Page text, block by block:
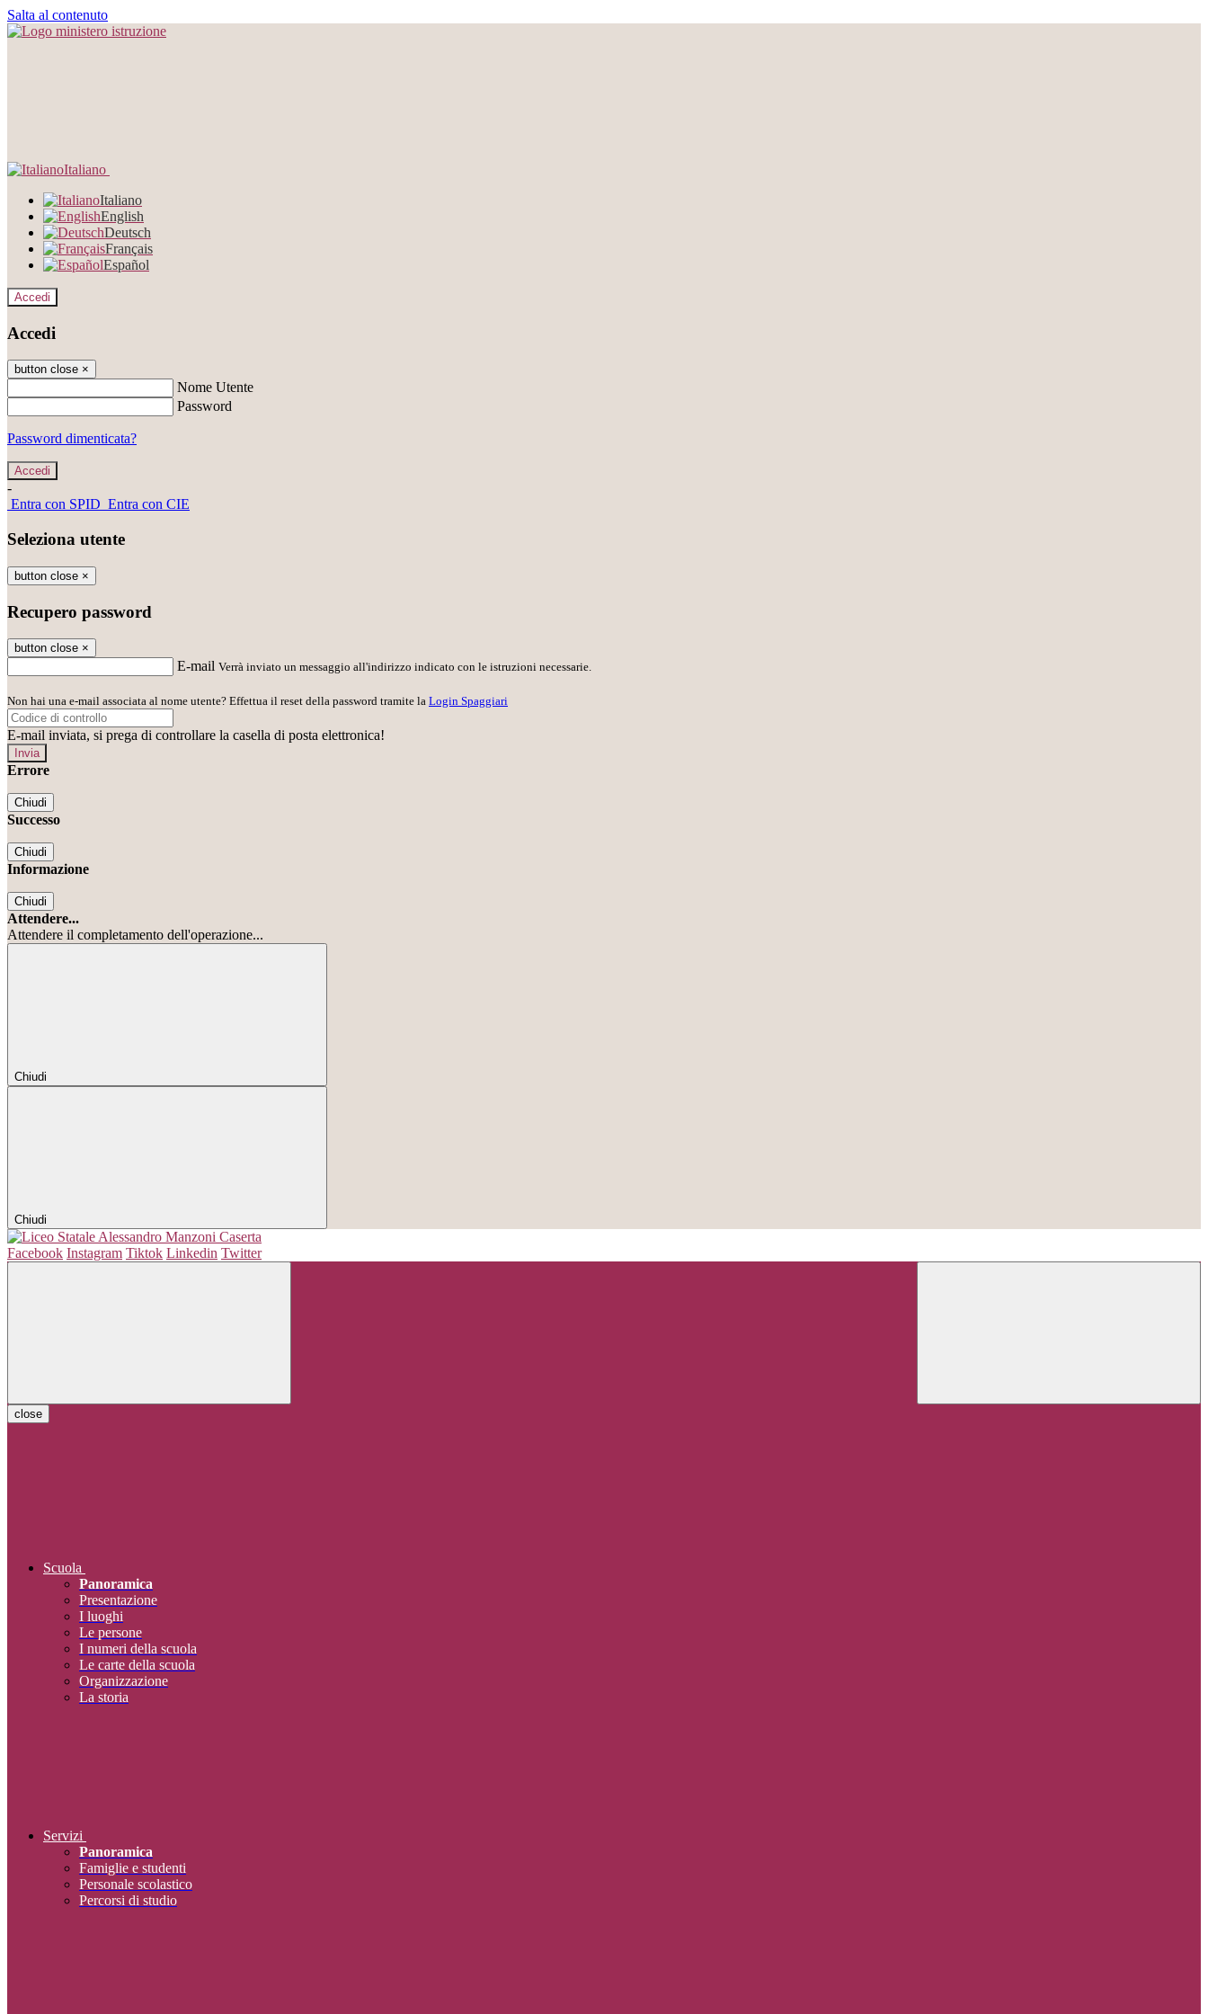
Salta al contenuto
Italiano
Italiano
English
Deutsch
Français
Español
Accedi
Accedi
button close ×
Nome Utente
Password
Password dimenticata?
-
Entra con SPID Entra con CIE
Seleziona utente
button close ×
Recupero password
button close ×
E-mail Verrà inviato un messaggio all'indirizzo indicato con le istruzioni necessarie.
Non hai una e-mail associata al nome utente? Effettua il reset della password tramite la Login Spaggiari
E-mail inviata, si prega di controllare la casella di posta elettronica!
Errore
Chiudi
Successo
Chiudi
Informazione
Chiudi
Attendere...
Attendere il completamento dell'operazione...
Chiudi
Chiudi
Facebook Instagram Tiktok Linkedin Twitter
close
Scuola
Panoramica
Presentazione
I luoghi
Le persone
I numeri della scuola
Le carte della scuola
Organizzazione
La storia
Servizi
Panoramica
Famiglie e studenti
Personale scolastico
Percorsi di studio